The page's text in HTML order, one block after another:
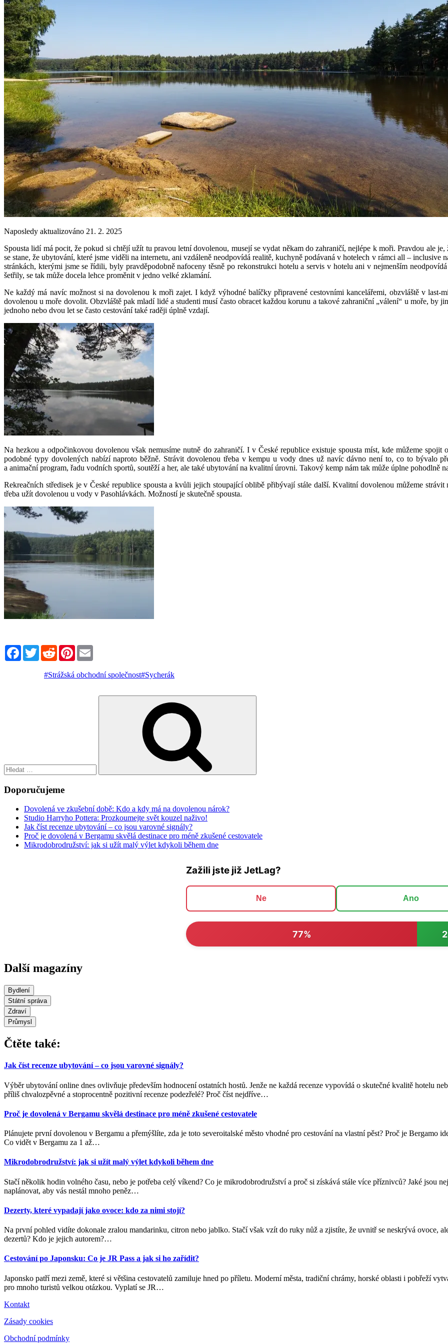
Naposledy aktualizováno 21. 2. 2025
Spousta lidí má pocit, že pokud si chtějí užít tu pravou letní dovolenou, musejí se vydat někam do zahraničí, nejlépe k moři. Pravdou ale
se stane, že ubytování, které jsme viděli na internetu, ani vzdáleně neodpovídá realitě, kuchyně podávaná v hotelech v rámci all –
stránkách, kterými jsme se řídili, byly pravděpodobně nafoceny těsně po rekonstrukci hotelu a servis v hotelu ani v nejmenším
šetřily, se tak může docela lehce proměnit v jedno velké zklamání.
Ne každý má navíc možnost si na dovolenou k moři zajet. I když výhodné balíčky připravené cestovními kancelářemi, obzvláště v last-
dovolenou u moře dovolit. Obzvláště pak mladí lidé a studenti musí často obracet každou korunu a takové zahraniční „válení“ u moře, by
jednoho nebo dvou let se často cestování také raději úplně vzdají.
Na hezkou a odpočinkovou dovolenou však nemusíme nutně do zahraničí. I v České republice existuje spousta míst, kde můžeme
podobné typy dovolených nabízí naproto běžně. Strávit dovolenou třeba v kempu u vody dnes už navíc dávno není to, co to bývalo
a animační program, řadu vodních sportů, soutěží a her, ale také ubytování na kvalitní úrovni. Takový kemp nám tak může úplne pohodlně
Rekreačních středisek je v České republice spousta a kvůli jejich stoupající oblibě přibývají stále další. Kvalitní dovolenou můžeme strávit
třeba užít dovolenou u vody v Pasohlávkách. Možností je skutečně spousta.
FacebookTwitterRedditPinterest
#Strážská obchodní společnost#Sycherák
Doporučujeme
Dovolená ve zkušební době: Kdo a kdy má na dovolenou nárok?
Studio Harryho Pottera: Prozkoumejte svět kouzel naživo!
Jak číst recenze ubytování – co jsou varovné signály?
Proč je dovolená v Bergamu skvělá destinace pro méně zkušené cestovatele
Mikrodobrodružství: jak si užít malý výlet kdykoli během dne
Zažili jste již JetLag?
Ne Ano
77%
Další magazíny
Bydlení
Státní správa
Zdraví
Průmysl
Čtěte také:
Jak číst recenze ubytování – co jsou varovné signály?
Výběr ubytování online dnes ovlivňuje především hodnocení ostatních hostů. Jenže ne každá recenze vypovídá o skutečné kvalitě hotelu
příliš chvalozpěvné a stoprocentně pozitivní recenze podezřelé? Proč číst nejdříve…
Proč je dovolená v Bergamu skvělá destinace pro méně zkušené cestovatele
Plánujete první dovolenou v Bergamu a přemýšlíte, zda je toto severoitalské město vhodné pro cestování na vlastní pěst? Proč je Bergamo
Co vidět v Bergamu za 1 až…
Mikrodobrodružství: jak si užít malý výlet kdykoli během dne
Stačí několik hodin volného času, nebo je potřeba celý víkend? Co je mikrodobrodružství a proč si získává stále více příznivců? Jaké jsou
naplánovat, aby vás nestál mnoho peněz…
Dezerty, které vypadají jako ovoce: kdo za nimi stojí?
Na první pohled vidíte dokonale zralou mandarinku, citron nebo jablko. Stačí však vzít do ruky nůž a zjistíte, že uvnitř se neskrývá ovoce,
dezertů? Kdo je jejich autorem?…
Cestování po Japonsku: Co je JR Pass a jak si ho zařídit?
Japonsko patří mezi země, které si většina cestovatelů zamiluje hned po příletu. Moderní města, tradiční chrámy, horské oblasti i pobřeží
pro mnoho turistů velkou otázkou. Vyplatí se JR…
Kontakt
Zásady cookies
Obchodní podmínky